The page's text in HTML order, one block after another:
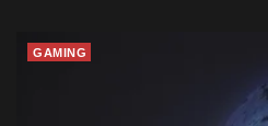
GAMING